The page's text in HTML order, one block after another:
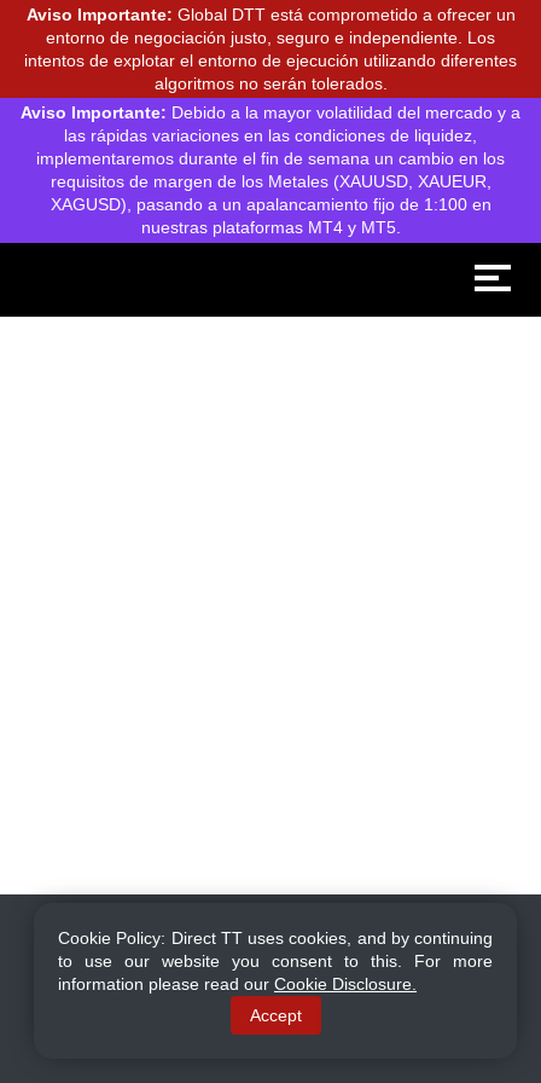
Cookie Policy: Direct TT uses cookies, and by continuing
to use our website you consent to this. For more
information please read our Cookie Disclosure.
Accept
Aviso Importante: Global DTT está comprometido a ofrecer un
entorno de negociación justo, seguro e independiente. Los
intentos de explotar el entorno de ejecución utilizando diferentes
algoritmos no serán tolerados.
Aviso Importante: Debido a la mayor volatilidad del mercado y a
las rápidas variaciones en las condiciones de liquidez,
implementaremos durante el fin de semana un cambio en los
requisitos de margen de los Metales (XAUUSD, XAUEUR,
XAGUSD), pasando a un apalancamiento fijo de 1:100 en
nuestras plataformas MT4 y MT5.
Risk Warning: CFDs and Forex are leveraged
products which carry a high degree of risk and are
not suited for everyone. Losses can exceed your
investment. Please ensure you fully understand all
the risks involved, seeking independent advice if